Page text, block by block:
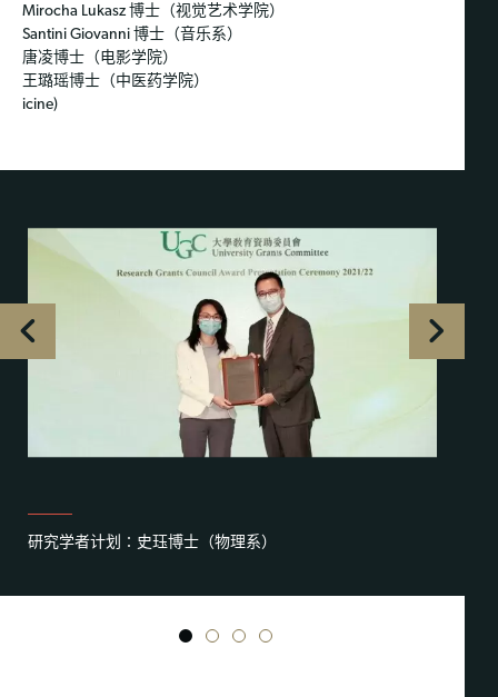
Mirocha Lukasz 博士（视觉艺术学院）
Santini Giovanni 博士（音乐系）
唐凌博士（电影学院）
王璐瑶博士（中医药学院）
icine)
研究学者计划∶史珏博士（物理系）
1 2 3 4